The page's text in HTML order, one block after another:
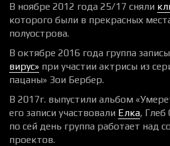
В ноябре 2012 года 25/17 сняли
которого были в прекрасных
полуострова.
В октябре 2016 года группа
вирус» при участии актрисы из
пацаны» Зои Бербер.
В 2017г. выпустили альбом
его записи участвовали Елка, Глеб
по сей день группа работает над
проектов.